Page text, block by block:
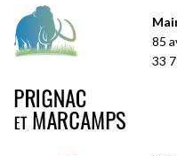
85
33